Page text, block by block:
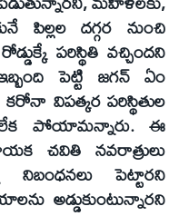
పిల్లల దగ్గర నుంచి
పరిస్థితి వచ్చిందని
పెట్టి జగన్‌ ఏం
విపత్కర పరిస్థితుల
పోయామన్నారు. ఈ
చవితి నవరాత్రులు
నిబంధనలు పెట్టారని
అడ్డుకుంటున్నారని